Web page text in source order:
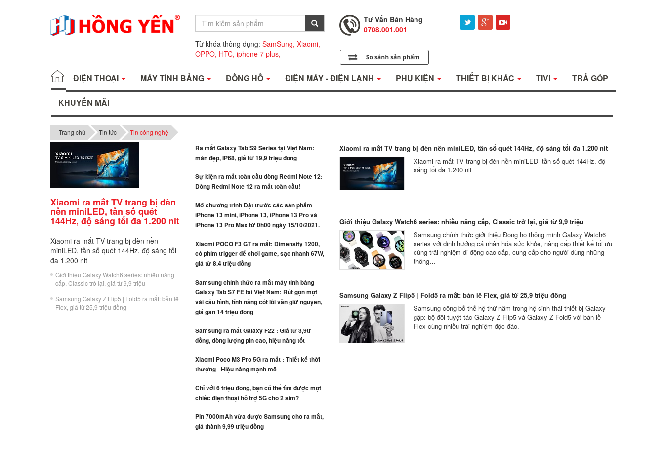
Từ khóa thông dụng: SamSung, Xiaomi,
OPPO, HTC, iphone 7 plus,
0708.001.001
Hỗ Trợ Kỹ Thuật
Tư Vấn Bán Hàng
0708.001.001
ĐIỆN THOẠI MÁY TÍNH BẢNG ĐỒNG HỒ ĐIỆN MÁY - ĐIỆN LẠNH PHỤ KIỆN THIẾT BỊ KHÁC TIVI TRẢ GÓP
KHUYẾN MÃI
Trang chủ Tin tức Tin công nghệ
Xiaomi ra mắt TV trang bị đèn
nền miniLED, tần số quét
144Hz, độ sáng tối đa 1.200 nit
Xiaomi ra mắt TV trang bị đèn nền
miniLED, tần số quét 144Hz, độ sáng tối
đa 1.200 nit
Giới thiệu Galaxy Watch6 series: nhiều nâng
cấp, Classic trở lại, giá từ 9,9 triệu
Samsung Galaxy Z Flip5 | Fold5 ra mắt: bản lề
Flex, giá từ 25,9 triệu đồng
Ra mắt Galaxy Tab S9 Series tại Việt Nam:
màn đẹp, IP68, giá từ 19,9 triệu đồng
Sự kiện ra mắt toàn cầu dòng Redmi Note 12:
Dòng Redmi Note 12 ra mắt toàn cầu!
Mở chương trình Đặt trước các sản phẩm
iPhone 13 mini, iPhone 13, iPhone 13 Pro và
iPhone 13 Pro Max từ 0h00 ngày 15/10/2021.
Xiaomi POCO F3 GT ra mắt: Dimensity 1200,
có phím trigger để chơi game, sạc nhanh 67W,
giá từ 8.4 triệu đồng
Samsung chính thức ra mắt máy tính bảng
Galaxy Tab S7 FE tại Việt Nam: Rút gọn một
vài cấu hình, tính năng cốt lõi vẫn giữ nguyên,
giá gần 14 triệu đồng
Samsung ra mắt Galaxy F22 : Giá từ 3,9tr
đồng, dòng lượng pin cao, hiệu năng tốt
Xiaomi Poco M3 Pro 5G ra mắt : Thiết kế thời
thượng - Hiệu năng mạnh mẽ
Chỉ với 6 triệu đồng, bạn có thể tìm được một
chiếc điện thoại hỗ trợ 5G cho 2 sim?
Pin 7000mAh vừa được Samsung cho ra mắt,
giá thành 9,99 triệu đồng
Xiaomi ra mắt TV trang bị đèn nền miniLED, tần số quét 144Hz, độ sáng tối đa 1.200 nit
Xiaomi ra mắt TV trang bị đèn nền miniLED, tần số quét 144Hz, độ
sáng tối đa 1.200 nit
Giới thiệu Galaxy Watch6 series: nhiều nâng cấp, Classic trở lại, giá từ 9,9 triệu
Samsung chính thức giới thiệu Đồng hồ thông minh Galaxy Watch6
series với định hướng cá nhân hóa sức khỏe, nâng cấp thiết kế tối ưu
cùng trải nghiệm di động cao cấp, cung cấp cho người dùng những
thông…
Samsung Galaxy Z Flip5 | Fold5 ra mắt: bản lề Flex, giá từ 25,9 triệu đồng
Samsung công bố thế hệ thứ năm trong hệ sinh thái thiết bị Galaxy
gập: bộ đôi tuyệt tác Galaxy Z Flip5 và Galaxy Z Fold5 với bản lề
Flex cùng nhiều trải nghiệm độc đáo.